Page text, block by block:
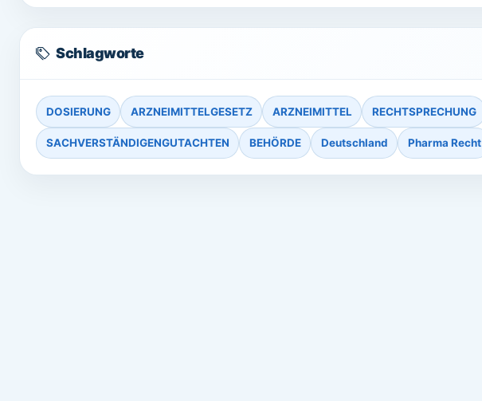
Schlagworte
DOSIERUNG ARZNEIMITTELGESETZ ARZNEIMITTEL RECHTSPRECHUNG
SACHVERSTÄNDIGENGUTACHTEN BEHÖRDE Deutschland Pharma Recht